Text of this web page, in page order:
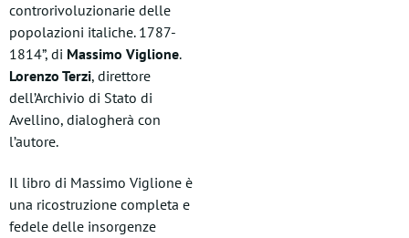
controrivoluzionarie delle
popolazioni italiche. 1787-
1814”, di Massimo Viglione.
Lorenzo Terzi, direttore
dell’Archivio di Stato di
Avellino, dialogherà con
l’autore.
Il libro di Massimo Viglione è
una ricostruzione completa e
fedele delle insorgenze